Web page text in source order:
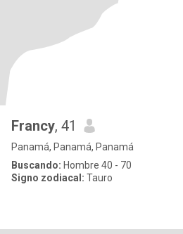
Francy, 41
Panamá, Panamá, Panamá
Buscando: Hombre 40 - 70
Signo zodiacal: Tauro